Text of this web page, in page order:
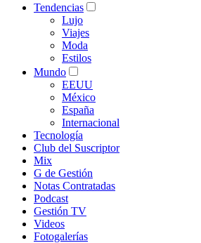
Tendencias
Lujo
Viajes
Moda
Estilos
Mundo
EEUU
México
España
Internacional
Tecnología
Club del Suscriptor
Mix
G de Gestión
Notas Contratadas
Podcast
Gestión TV
Videos
Fotogalerías